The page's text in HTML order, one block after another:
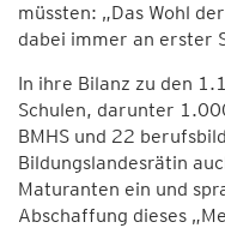
müssten: „Das Wohl
dabei immer an erster
In ihre Bilanz zu den
Schulen, darunter
BMHS und 22
Bildungslandesrätin
Maturanten ein und
Abschaffung dieses